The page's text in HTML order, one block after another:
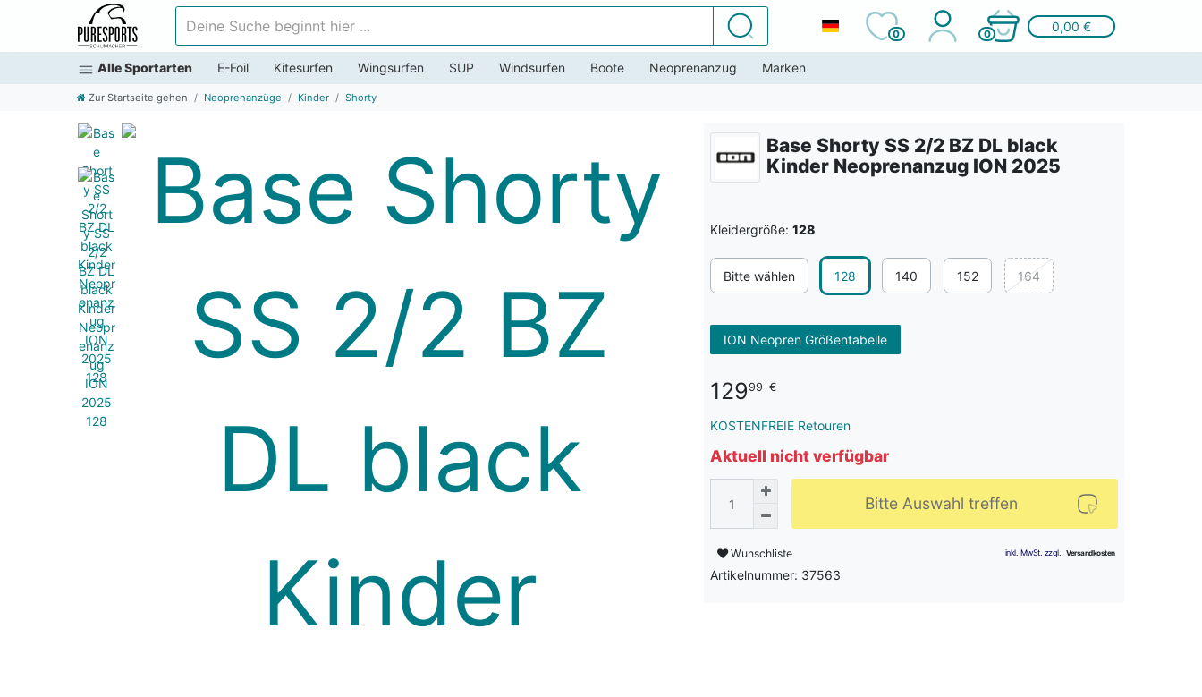
Suchen
0 0
0,00 €
Alle Sportarten E-Foil Kitesurfen Wingsurfen SUP Windsurfen Boote Neoprenanzug Marken
Zur Startseite gehen Neoprenanzüge Kinder Shorty
Base Shorty SS 2/2 BZ DL black
Kinder Neoprenanzug ION 2025
Kleidergröße: 128
Bitte wählen 128 140 152 164
ION Neopren Größentabelle
12999 €
KOSTENFREIE Retouren
Aktuell nicht verfügbar
Bitte Auswahl treffen
Wunschliste
Artikelnummer: 37563